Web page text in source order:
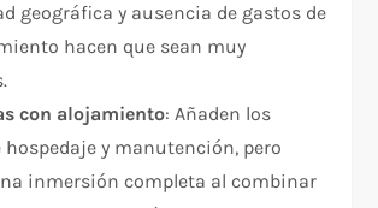
geográfica y ausencia de gastos de
hacen que sean muy
con alojamiento: Añaden los
hospedaje y manutención, pero
inmersión completa al combinar